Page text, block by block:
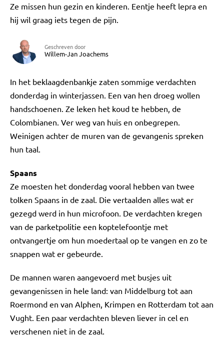
Ze missen hun gezin en kinderen. Eentje heeft lepra en
hij wil graag iets tegen de pijn.
Geschreven door
Willem-Jan Joachems
In het beklaagdenbankje zaten sommige verdachten
donderdag in winterjassen. Een van hen droeg wollen
handschoenen. Ze leken het koud te hebben, de
Colombianen. Ver weg van huis en onbegrepen.
Weinigen achter de muren van de gevangenis spreken
hun taal.
Spaans
Ze moesten het donderdag vooral hebben van twee
tolken Spaans in de zaal. Die vertaalden alles wat er
gezegd werd in hun microfoon. De verdachten kregen
van de parketpolitie een koptelefoontje met
ontvangertje om hun moedertaal op te vangen en zo te
snappen wat er gebeurde.
De mannen waren aangevoerd met busjes uit
gevangenissen in hele land: van Middelburg tot aan
Roermond en van Alphen, Krimpen en Rotterdam tot aan
Vught. Een paar verdachten bleven liever in cel en
verschenen niet in de zaal.